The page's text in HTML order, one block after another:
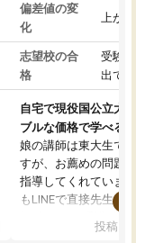
偏差値の変
化
上がった
志望校の合
格
受験して
出ていな
自宅で現役国公立大学生
ブルな価格で学べる
娘の講師は東大生では無
すが、お薦めの問題集や
指導してくれています。
もLINEで直接先生に質問
めれるので、個人に合
投稿日：